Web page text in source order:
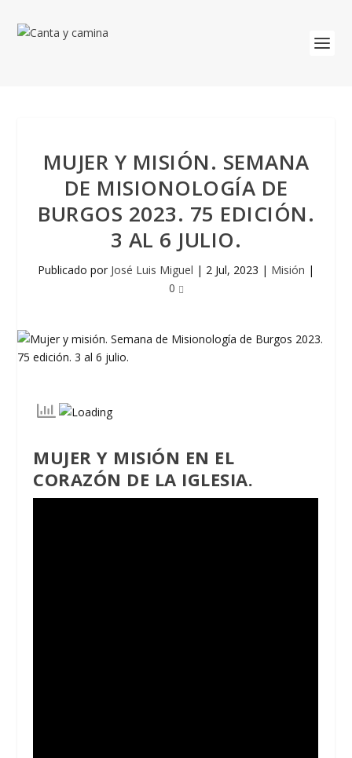
MUJER Y MISIÓN. SEMANA
DE MISIONOLOGÍA DE
BURGOS 2023. 75 EDICIÓN.
3 AL 6 JULIO.
Publicado por José Luis Miguel | 2 Jul, 2023 | Misión |
0
MUJER Y MISIÓN EN EL
CORAZÓN DE LA IGLESIA.